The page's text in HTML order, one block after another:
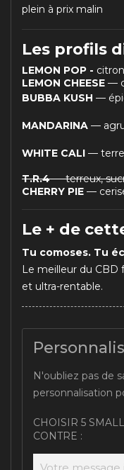
plein à prix malin
Les profils
LEMON POP -
LEMON CHEESE —
BUBBA KUSH —
MANDARINA —
WHITE CALI —
T.R.4— terreux,
CHERRY PIE —
Le + de
Tu comoses. Tu
Le meilleur du CBD
et ultra-rentable.
N'oubliez pas de
personnalisation
CHOISIR 5
CONTRE :